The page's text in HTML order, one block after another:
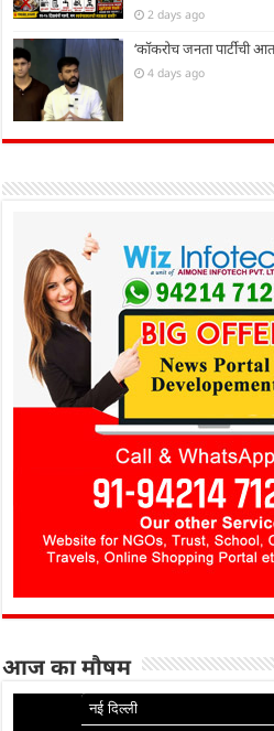
2 days ago
‘कॉकरोच जनता पार्टीची
4 days ago
आज का मौषम
नई दिल्ली